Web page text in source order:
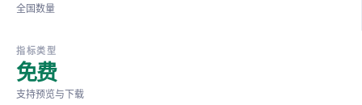
全国数量
指标类型
免费
支持预览与下载